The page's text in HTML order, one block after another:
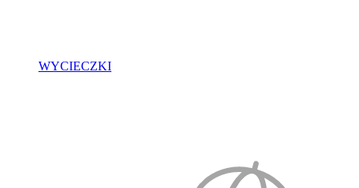
WYCIECZKI